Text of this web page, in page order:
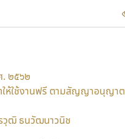
๒๕๖๒
ห้ใช้งานฟรี ตามสัญญาอนุญาต
วุฒิ ธนวัฒนาวนิช